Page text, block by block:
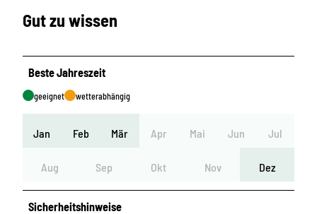
Gut zu wissen
Beste Jahreszeit
geeignet wetterabhängig
Jan Feb Mär Apr Mai Jun Jul
Aug Sep Okt Nov Dez
Sicherheitshinweise